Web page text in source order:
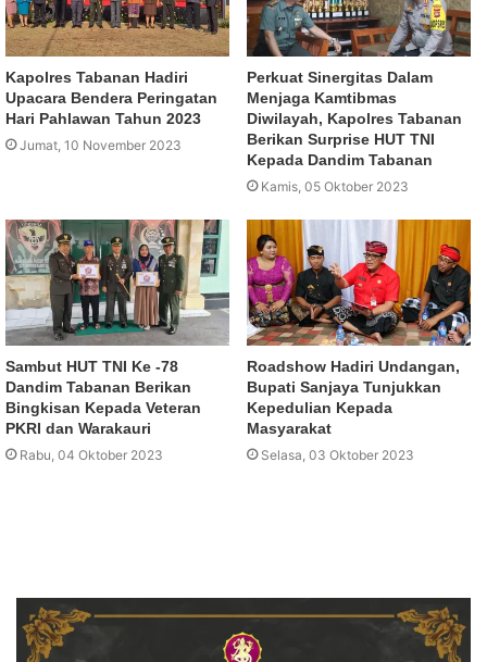
Kapolres Tabanan Hadiri
Upacara Bendera Peringatan
Hari Pahlawan Tahun 2023
Jumat, 10 November 2023
Perkuat Sinergitas Dalam
Menjaga Kamtibmas
Diwilayah, Kapolres Tabanan
Berikan Surprise HUT TNI
Kepada Dandim Tabanan
Kamis, 05 Oktober 2023
Sambut HUT TNI Ke -78
Dandim Tabanan Berikan
Bingkisan Kepada Veteran
PKRI dan Warakauri
Rabu, 04 Oktober 2023
Roadshow Hadiri Undangan,
Bupati Sanjaya Tunjukkan
Kepedulian Kepada
Masyarakat
Selasa, 03 Oktober 2023